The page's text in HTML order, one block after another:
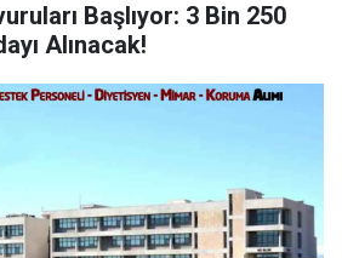
Başlıyor: 3 Bin 250
Alınacak!